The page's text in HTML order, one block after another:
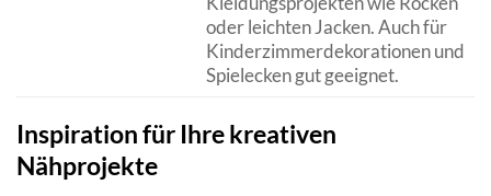
oder leichten Jacken. Auch für
Kinderzimmerdekorationen und
Spielecken gut geeignet.
Inspiration für Ihre kreativen
Nähprojekte